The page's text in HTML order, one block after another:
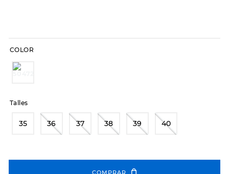
COLOR
Talles
35 36 37 38 39 40
COMPRAR